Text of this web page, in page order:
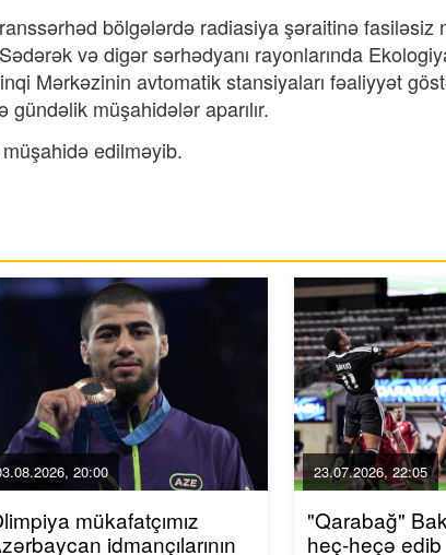
bölgələrdə radiasiya şəraitinə fasiləsiz
və digər sərhədyanı rayonlarında
Mərkəzinin avtomatik stansiyaları fəaliyyət
müşahidələr aparılır.
edilməyib.
20:00
mükafatçımız
idmançılarının
23.07.2026, 22:05
"Qarabağ"
heç-heçə edib